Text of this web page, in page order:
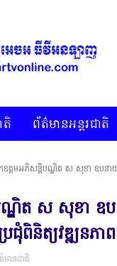
តិ ព័ត៌មានអន្តរជាតិ
ឧត្តមអភិសន្តិបណ្ឌិត ស សុខា ឧបនាយករ
ត ស សុខា ឧបនា
ជុំពិនិត្យវឌ្ឍនភ
មានជាតិ